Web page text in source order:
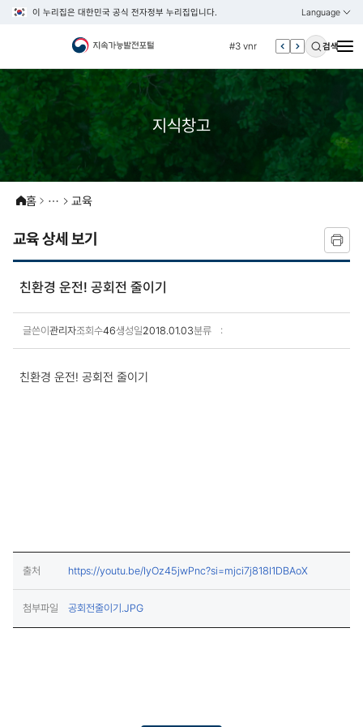
이 누리집은 대한민국 공식 전자정부 누리집입니다. Language
열기
KOREAN
ENGLISH
#3 vnr
#4 관세
#5 esg
#6 빈곤
#5 esg
#7 un
검색
지식창고
홈 교육
교육 상세 보기
친환경 운전! 공회전 줄이기
글쓴이관리자조회수46생성일2018.01.03분류
친환경 운전! 공회전 줄이기
출처 https://youtu.be/IyOz45jwPnc?si=mjci7j818I1DBAoX
첨부파일 공회전줄이기.JPG(다운로드)